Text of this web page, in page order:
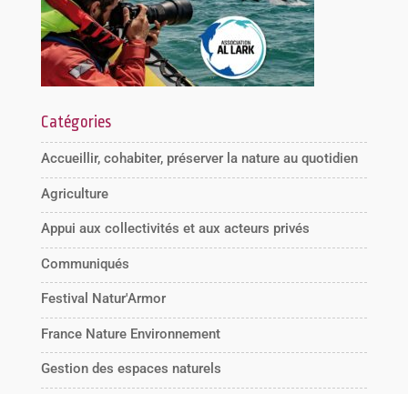
Catégories
Accueillir, cohabiter, préserver la nature au quotidien
Agriculture
Appui aux collectivités et aux acteurs privés
Communiqués
Festival Natur'Armor
France Nature Environnement
Gestion des espaces naturels